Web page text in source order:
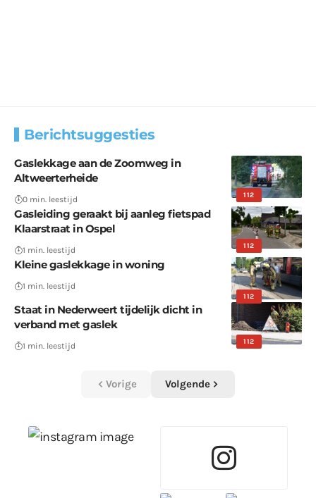
Berichtsuggesties
112
Gaslekkage aan de Zoomweg in
Altweerterheide
0 min. leestijd
112
Gasleiding geraakt bij aanleg fietspad
Klaarstraat in Ospel
1 min. leestijd
112
Kleine gaslekkage in woning
1 min. leestijd
112
Staat in Nederweert tijdelijk dicht in
verband met gaslek
1 min. leestijd
Vorige Volgende